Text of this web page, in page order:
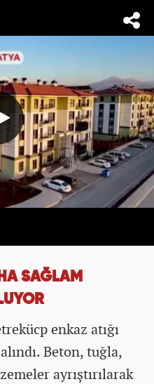
SAĞLAM
enkaz atığı
Beton, tuğla,
ayrıştırılarak